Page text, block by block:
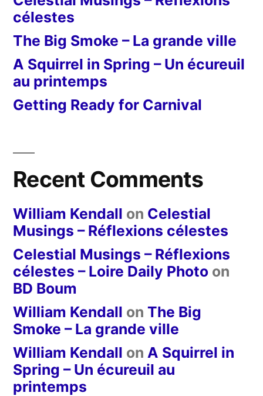
célestes
The Big Smoke – La grande ville
A Squirrel in Spring – Un écureuil
au printemps
Getting Ready for Carnival
Recent Comments
William Kendall on Celestial
Musings – Réflexions célestes
Celestial Musings – Réflexions
célestes – Loire Daily Photo on
BD Boum
William Kendall on The Big
Smoke – La grande ville
William Kendall on A Squirrel in
Spring – Un écureuil au
printemps